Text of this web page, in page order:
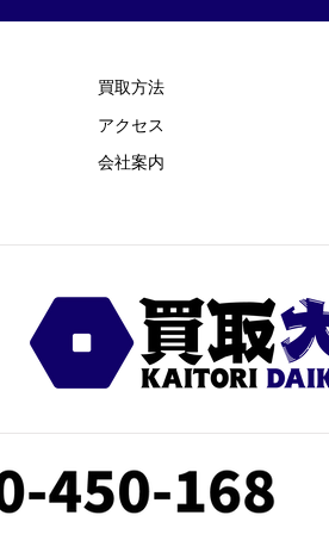
買取方法
​アクセス
​会社案内